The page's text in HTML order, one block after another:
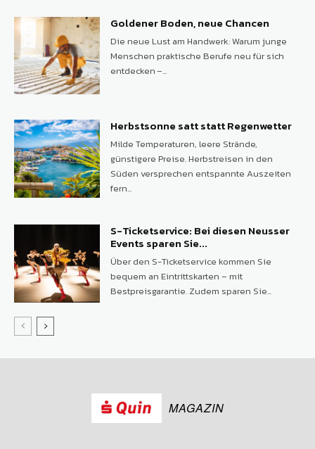
Goldener Boden, neue Chancen
Die neue Lust am Handwerk: Warum junge
Menschen praktische Berufe neu für sich
entdecken –...
Herbstsonne satt statt Regenwetter
Milde Temperaturen, leere Strände,
günstigere Preise. Herbstreisen in den
Süden versprechen entspannte Auszeiten
fern...
S-Ticketservice: Bei diesen Neusser
Events sparen Sie...
Über den S-Ticketservice kommen Sie
bequem an Eintrittskarten – mit
Bestpreisgarantie. Zudem sparen Sie...
MAGAZIN